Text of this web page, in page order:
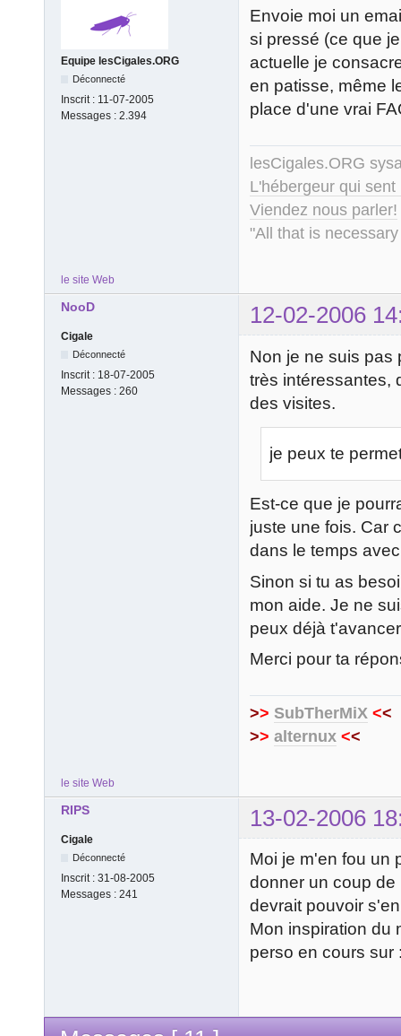
Equipe lesCigales.ORG
Déconnecté
Inscrit : 11-07-2005
Messages : 2.394
Envoie moi un
si pressé (ce que
actuelle je
en patisse, même
place d'une vrai
lesCigales.ORG
L'hébergeur qui
Viendez nous parler!
"All that is
le site Web
NooD 12-02-2006
Cigale
Déconnecté
Inscrit : 18-07-2005
Messages : 260
Non je ne suis pas
très intéressantes,
des visites.
je peux te
Est-ce que je
juste une fois. Car
dans le temps
Sinon si tu as
mon aide. Je ne
peux déjà
Merci pour ta
>> SubTherMiX <<
>> alternux <<
le site Web
RIPS 13-02-2006
Cigale
Déconnecté
Inscrit : 31-08-2005
Messages : 241
Moi je m'en fou un
donner un coup de
devrait pouvoir
Mon inspiration du
perso en cours sur